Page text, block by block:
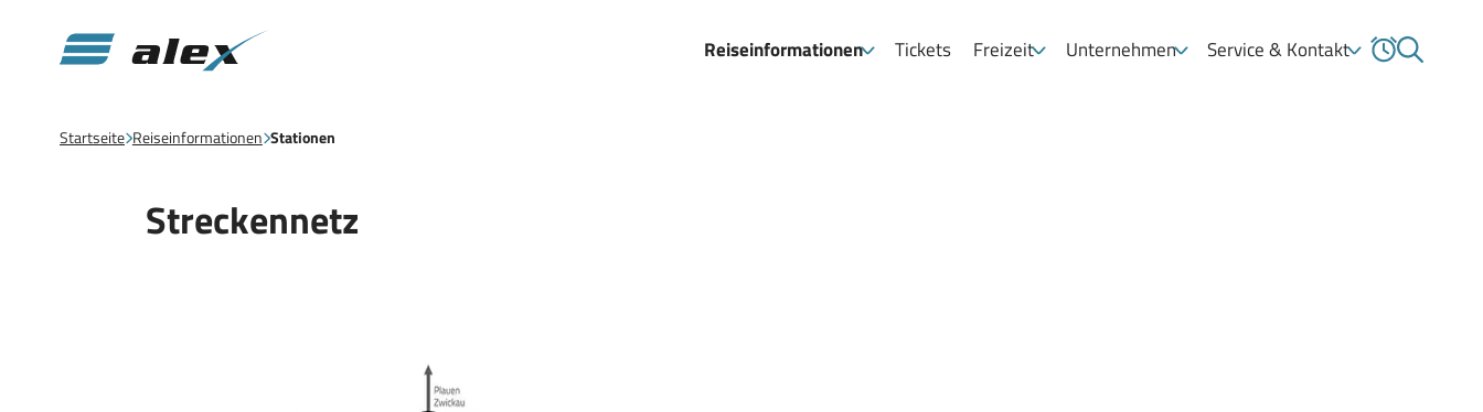
Reiseinformationen Tickets Freizeit Unternehmen Service & Kontakt
Startseite Reiseinformationen Stationen
Streckennetz